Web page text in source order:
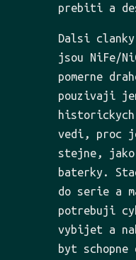
prebiti a
Dalsi
jsou NiFe/
pomerne
pouzivaji
vedi, proc
stejne,
baterky.
do serie a
potrebuji
vybijet a
byt schopne